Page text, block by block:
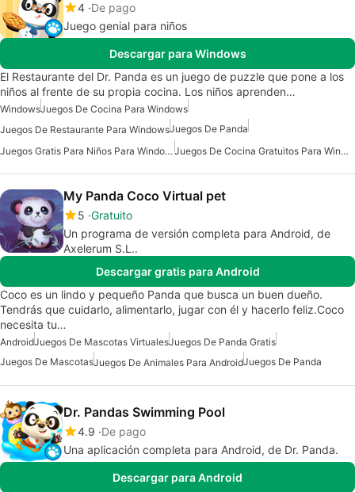
4 De pago
Juego genial para niños
Descargar para Windows
El Restaurante del Dr. Panda es un juego de puzzle que pone a los
niños al frente de su propia cocina. Los niños aprenden…
WindowsJuegos De Cocina Para Windows
Juegos De Restaurante Para WindowsJuegos De Panda
Juegos Gratis Para Niños Para Windows
Juegos De Cocina Gratuitos Para Windows
My Panda Coco Virtual pet
5 Gratuito
Un programa de versión completa para Android, de
Axelerum S.L..
Descargar gratis para Android
Coco es un lindo y pequeño Panda que busca un buen dueño.
Tendrás que cuidarlo, alimentarlo, jugar con él y hacerlo feliz.Coco
necesita tu…
AndroidJuegos De Mascotas VirtualesJuegos De Panda Gratis
Juegos De MascotasJuegos De Animales Para AndroidJuegos De Panda
Dr. Pandas Swimming Pool
4.9 De pago
Una aplicación completa para Android, de Dr. Panda.
Descargar para Android